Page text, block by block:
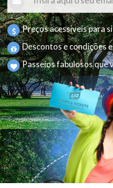
Preços acessiveis para
Descontos e condições
Passeios fabulosos que